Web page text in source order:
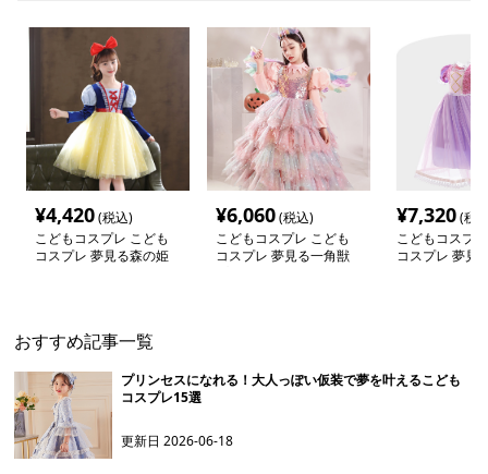
¥4,420(税込)
こどもコスプレ こども
コスプレ 夢見る森の姫
¥6,060(税込)
こどもコスプレ こども
コスプレ 夢見る一角獣
¥7,320(税
こどもコスプ
コスプレ 夢見
おすすめ記事一覧
プリンセスになれる！大人っぽい仮装で夢を叶えるこども
コスプレ15選
更新日2026-06-18